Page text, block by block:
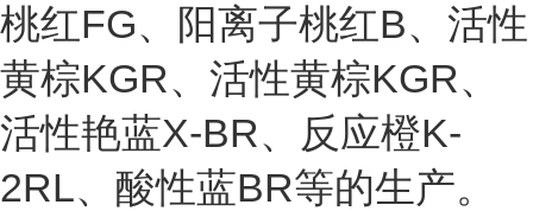
桃红FG、阳离子桃红B、活性
黄棕KGR、活性黄棕KGR、
活性艳蓝X-BR、反应橙K-
2RL、酸性蓝BR等的生产。